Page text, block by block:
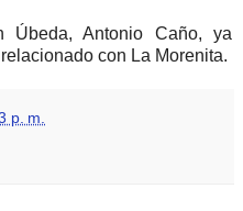
Úbeda, Antonio Caño, ya
relacionado con La Morenita.
p. m.